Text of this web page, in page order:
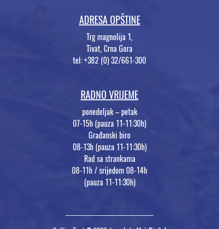
ADRESA OPŠTINE
Trg magnolija 1,
Tivat, Crna Gora
tel: +382 (0) 32/661-300
RADNO VRIJEME
ponedeljak – petak
07-15h (pauza 11-11:30h)
Građanski biro
08-13h (pauza 11-11:30h)
Rad sa strankama
08-11h / srijedom 08-14h
(pauza 11-11:30h)